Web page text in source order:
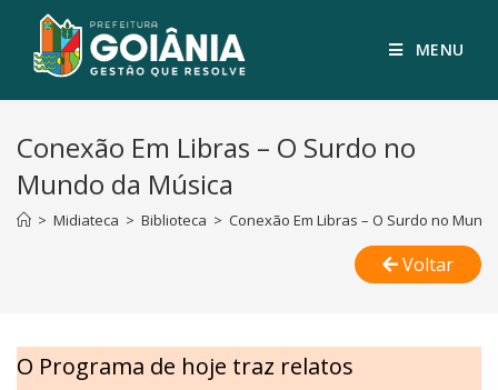
MENU
Conexão Em Libras – O Surdo no
Mundo da Música
> Midiateca > Biblioteca > Conexão Em Libras – O Surdo no
Voltar
O Programa de hoje traz relatos